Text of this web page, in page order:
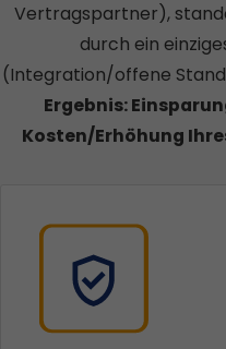
Vertragspartner),
durch ein
(Integration/offene
Ergebnis:
Kosten/Erhöhung